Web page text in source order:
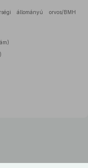
állományú orvos/BMH